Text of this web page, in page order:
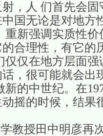
，人 们首先会
国无论是对地方
新强调实质性
合理性，有它的
仅在地方层面
，很可能就会出
的中世纪。在
摇的时候，结果
授田中明彦再次